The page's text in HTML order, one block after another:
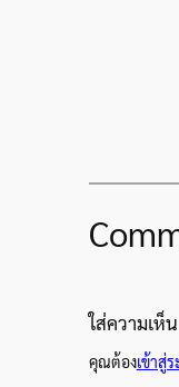
ใส่ความเห็น
คุณต้องเข้าสู่